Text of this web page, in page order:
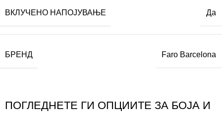
ВКЛУЧЕНО НАПОЈУВАЊЕ Да
БРЕНД Faro Barcelona
ПОГЛЕДНЕТЕ ГИ ОПЦИИТЕ ЗА БОЈА И